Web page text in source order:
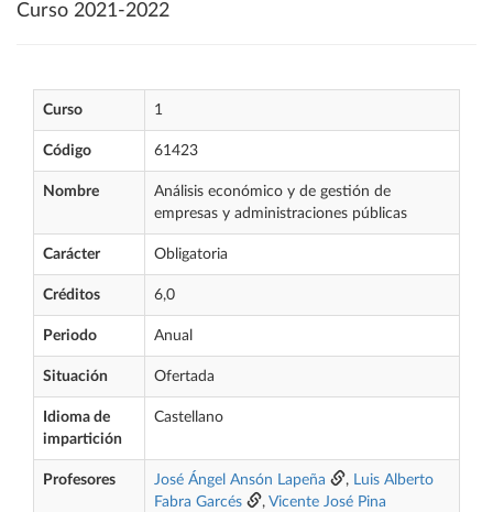
Curso 2021-2022
Curso 1
Código 61423
Nombre
Análisis económico y de gestión de
empresas y administraciones públicas
Carácter Obligatoria
Créditos 6,0
Periodo Anual
Situación Ofertada
Idioma de
impartición
Castellano
Profesores José Ángel Ansón Lapeña , Luis Alberto
Fabra Garcés
, Vicente José Pina